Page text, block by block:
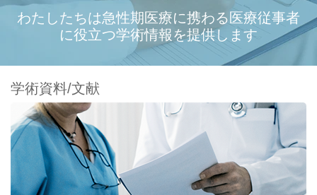
わたしたちは急性期医療に携わる医療従事者
に役立つ学術情報を提供します
学術資料/文献